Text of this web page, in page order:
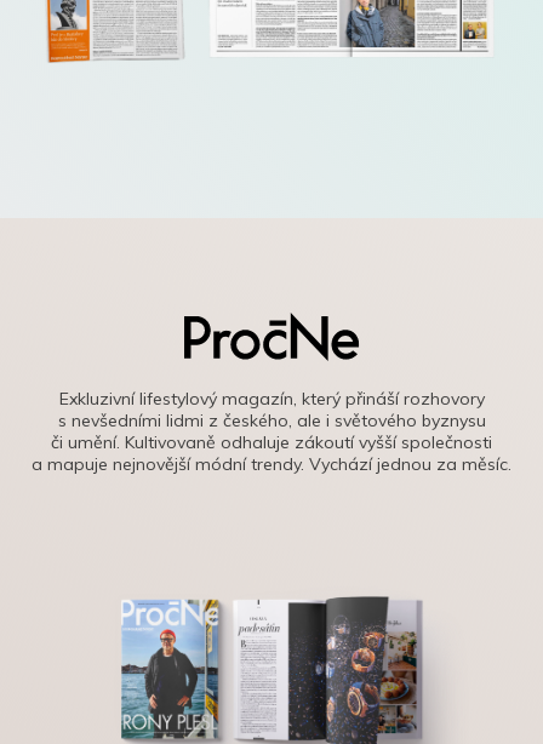
Exkluzivní lifestylový magazín, který přináší rozhovory
s nevšedními lidmi z českého, ale i světového byznysu
či umění. Kultivovaně odhaluje zákoutí vyšší společnosti
a mapuje nejnovější módní trendy. Vychází jednou za měsíc.